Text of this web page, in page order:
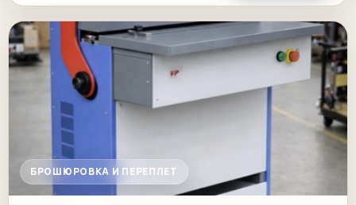
БРОШЮРОВКА И ПЕРЕПЛЕТ